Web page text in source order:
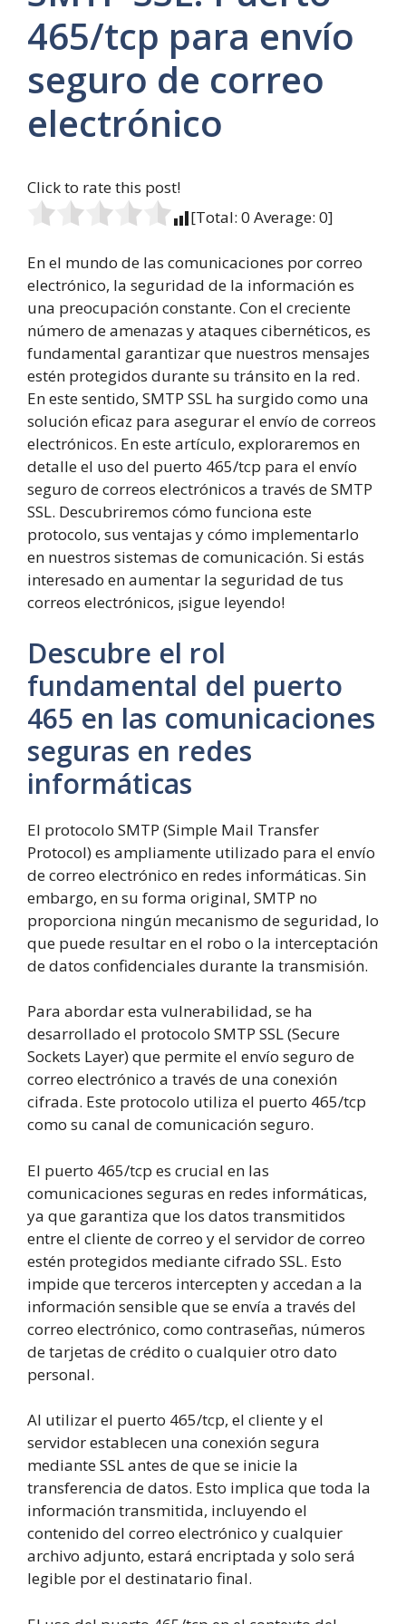
465/tcp para envío
seguro de correo
electrónico
Click to rate this post!
[Total: 0 Average: 0]
En el mundo de las comunicaciones por correo
electrónico, la seguridad de la información es
una preocupación constante. Con el creciente
número de amenazas y ataques cibernéticos, es
fundamental garantizar que nuestros mensajes
estén protegidos durante su tránsito en la red.
En este sentido, SMTP SSL ha surgido como una
solución eficaz para asegurar el envío de correos
electrónicos. En este artículo, exploraremos en
detalle el uso del puerto 465/tcp para el envío
seguro de correos electrónicos a través de SMTP
SSL. Descubriremos cómo funciona este
protocolo, sus ventajas y cómo implementarlo
en nuestros sistemas de comunicación. Si estás
interesado en aumentar la seguridad de tus
correos electrónicos, ¡sigue leyendo!
Descubre el rol
fundamental del puerto
465 en las comunicaciones
seguras en redes
informáticas
El protocolo SMTP (Simple Mail Transfer
Protocol) es ampliamente utilizado para el envío
de correo electrónico en redes informáticas. Sin
embargo, en su forma original, SMTP no
proporciona ningún mecanismo de seguridad, lo
que puede resultar en el robo o la interceptación
de datos confidenciales durante la transmisión.
Para abordar esta vulnerabilidad, se ha
desarrollado el protocolo SMTP SSL (Secure
Sockets Layer) que permite el envío seguro de
correo electrónico a través de una conexión
cifrada. Este protocolo utiliza el puerto 465/tcp
como su canal de comunicación seguro.
El puerto 465/tcp es crucial en las
comunicaciones seguras en redes informáticas,
ya que garantiza que los datos transmitidos
entre el cliente de correo y el servidor de correo
estén protegidos mediante cifrado SSL. Esto
impide que terceros intercepten y accedan a la
información sensible que se envía a través del
correo electrónico, como contraseñas, números
de tarjetas de crédito o cualquier otro dato
personal.
Al utilizar el puerto 465/tcp, el cliente y el
servidor establecen una conexión segura
mediante SSL antes de que se inicie la
transferencia de datos. Esto implica que toda la
información transmitida, incluyendo el
contenido del correo electrónico y cualquier
archivo adjunto, estará encriptada y solo será
legible por el destinatario final.